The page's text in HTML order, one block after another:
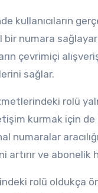
numara
çevrimiçi
sağlar.
rolü
kurmak için de
numaralar
ve abonelik
rolü oldukça